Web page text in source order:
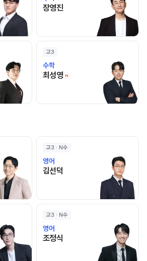
바로가기 장영진장영진 선생님 홈 바로가기
바로가기
고3
수학
최성영 N 최성영 선생님 홈 바로
바로가기
고3 · N수
영어
김선덕 김선덕 선생님 홈 바로가기
님 홈 바로가기
고3 · N수
영어
조정식 조정식 선생님 홈 바로가기